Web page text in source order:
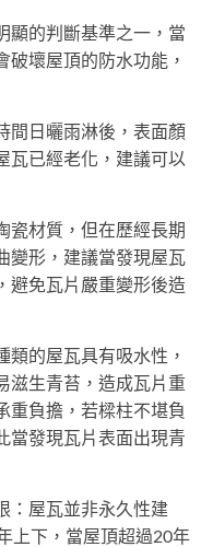
顯的判斷基準之一，當
破壞屋頂的防水功能，
間日曬雨淋後，表面顏
瓦已經老化，建議可以
瓷材質，但在歷經長期
變形，建議當發現屋瓦
避免瓦片嚴重變形後造
類的屋瓦具有吸水性，
滋生青苔，造成瓦片重
重負擔，若樑柱不堪負
當發現瓦片表面出現青
：屋瓦並非永久性建
上下，當屋頂超過20年